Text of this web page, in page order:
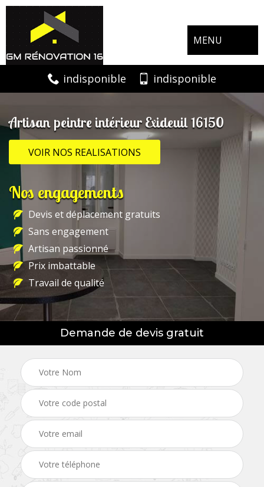
MENU
indisponible indisponible
Artisan peintre intérieur Exideuil 16150
VOIR NOS REALISATIONS
Nos engagements
Devis et déplacement gratuits
Sans engagement
Artisan passionné
Prix imbattable
Travail de qualité
Demande de devis gratuit